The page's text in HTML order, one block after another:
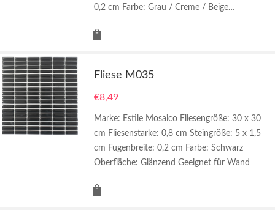
0,2 cm Farbe: Grau / Creme / Beige…
Fliese M035
€8,49
Marke: Estile Mosaico Fliesengröße: 30 x 30
cm Fliesenstarke: 0,8 cm Steingröße: 5 x 1,5
cm Fugenbreite: 0,2 cm Farbe: Schwarz
Oberfläche: Glänzend Geeignet für Wand